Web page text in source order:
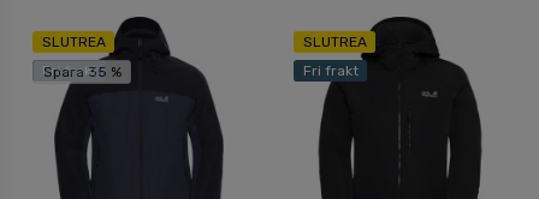
SLUTREA
Fri frakt
Spara 35 %
SLUTREA
Fri frakt